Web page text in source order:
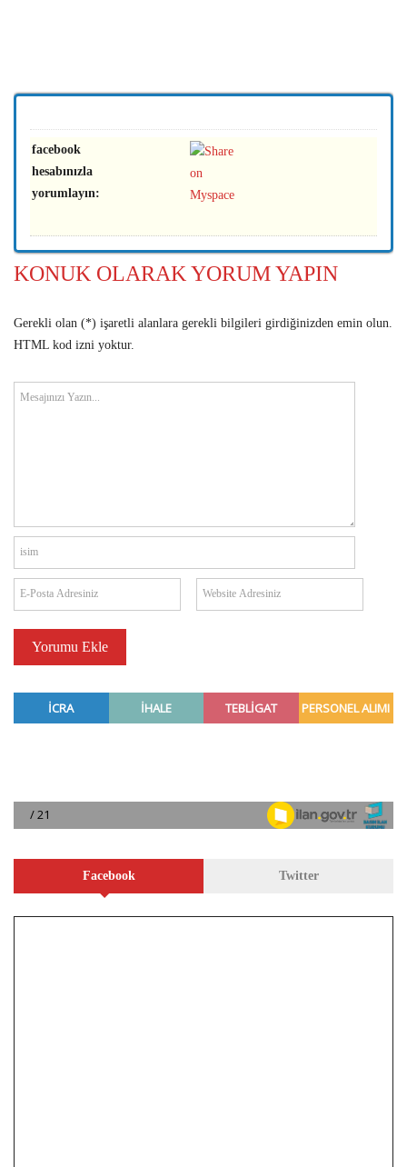
facebook
hesabınızla
yorumlayın:
KONUK OLARAK YORUM YAPIN
Gerekli olan (*) işaretli alanlara gerekli bilgileri girdiğinizden emin olun.
HTML kod izni yoktur.
Facebook Twitter